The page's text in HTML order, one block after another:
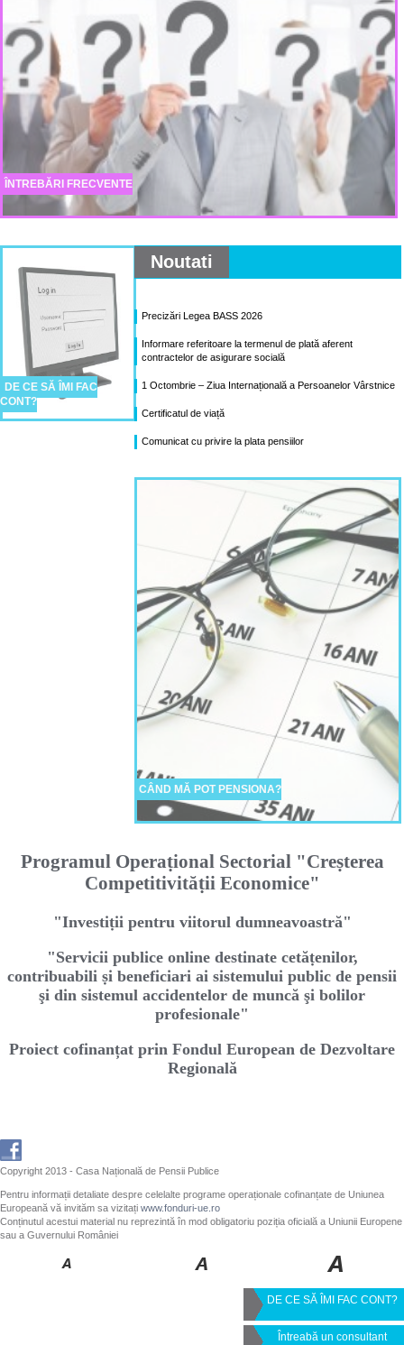
ÎNTREBĂRI FRECVENTE
DE CE SĂ ÎMI FAC
CONT?
Noutati
Precizări Legea BASS 2026
Informare referitoare la termenul de plată aferent
contractelor de asigurare socială
1 Octombrie – Ziua Internațională a Persoanelor Vârstnice
Certificatul de viață
Comunicat cu privire la plata pensiilor
CÂND MĂ POT PENSIONA?
Programul Operaṭional Sectorial "Creṣterea
Competitivităṭii Economice"
"Investiṭii pentru viitorul dumneavoastră"
"Servicii publice online destinate cetăṭenilor,
contribuabili ṣi beneficiari ai sistemului public de pensii
şi din sistemul accidentelor de muncă şi bolilor
profesionale"
Proiect cofinanțat prin Fondul European de Dezvoltare
Regională
Copyright 2013 - Casa Națională de Pensii Publice
Pentru informații detaliate despre celelalte programe operaționale cofinanțate de Uniunea
Europeană vă invităm sa vizitați www.fonduri-ue.ro
Conținutul acestui material nu reprezintă în mod obligatoriu poziția oficială a Uniunii Europene
sau a Guvernului României
DE CE SĂ ÎMI FAC CONT?
Întreabă un consultant